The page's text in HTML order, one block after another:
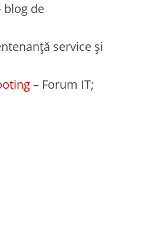
blog de
service și
– Forum IT;